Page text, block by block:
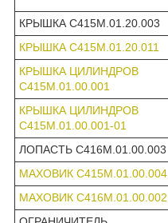
КРЫШКА С415М.01.20.003
КРЫШКА С415М.01.20.011
КРЫШКА ЦИЛИНДРОВ
С415М.01.00.001
КРЫШКА ЦИЛИНДРОВ
С415М.01.00.001-01
ЛОПАСТЬ С416М.01.00.003
МАХОВИК С415М.01.00.004
МАХОВИК С416М.01.00.002